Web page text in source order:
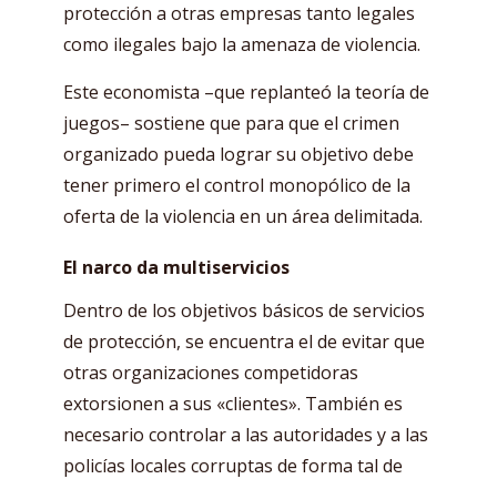
protección a otras empresas tanto legales
como ilegales bajo la amenaza de violencia.
Este economista –que replanteó la teoría de
juegos– sostiene que para que el crimen
organizado pueda lograr su objetivo debe
tener primero el control monopólico de la
oferta de la violencia en un área delimitada.
El narco da multiservicios
Dentro de los objetivos básicos de servicios
de protección, se encuentra el de evitar que
otras organizaciones competidoras
extorsionen a sus «clientes». También es
necesario controlar a las autoridades y a las
policías locales corruptas de forma tal de